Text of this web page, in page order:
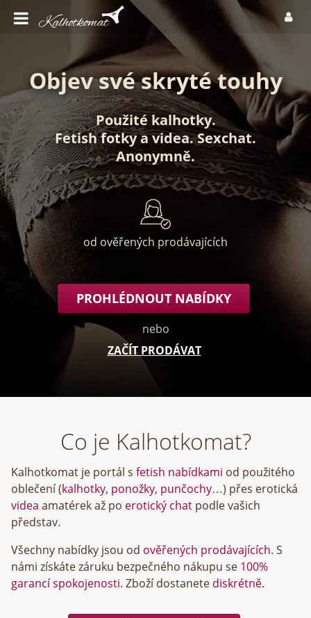
Objev své skryté touhy
Použité kalhotky.
Fetish fotkyavidea.Sexchat.
Anonymně.
od ověřených prodávajících
PROHLÉDNOUT NABÍDKY
nebo
ZAČÍT PRODÁVAT
Co je Kalhotkomat?
Kalhotkomat je portál s fetish nabídkami od použitého
oblečení (kalhotky, ponožky, punčochy…) přes erotická
videa amatérek až po erotický chat podle vašich
představ.
Všechny nabídky jsou od ověřených prodávajících. S
námi získáte záruku bezpečného nákupu se 100%
garancí spokojenosti. Zboží dostanete diskrétně.